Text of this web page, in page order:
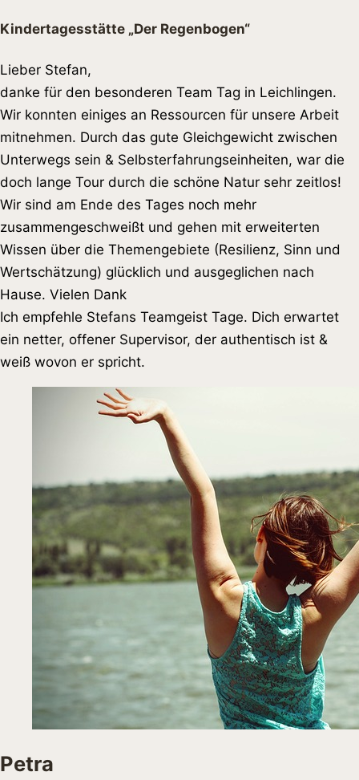
Kindertagesstätte „Der Regenbogen“
Lieber Stefan,
danke für den besonderen Team Tag in Leichlingen.
Wir konnten einiges an Ressourcen für unsere Arbeit
mitnehmen. Durch das gute Gleichgewicht zwischen
Unterwegs sein & Selbsterfahrungseinheiten, war die
doch lange Tour durch die schöne Natur sehr zeitlos!
Wir sind am Ende des Tages noch mehr
zusammengeschweißt und gehen mit erweiterten
Wissen über die Themengebiete (Resilienz, Sinn und
Wertschätzung) glücklich und ausgeglichen nach
Hause. Vielen Dank
Ich empfehle Stefans Teamgeist Tage. Dich erwartet
ein netter, offener Supervisor, der authentisch ist &
weiß wovon er spricht.
Petra